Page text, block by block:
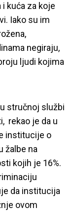
kuća za koje
Iako su im
negiraju,
ljudi kojima
stručnoj službi
rekao je da u
institucije o
žalbe na
kojih je 16%.
da institucija
ovom